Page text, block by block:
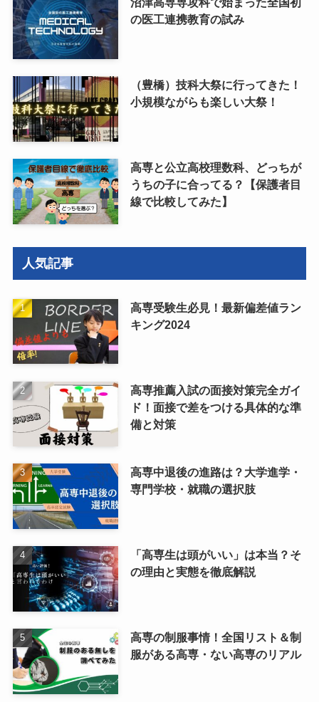
の医工連携教育の試み
（豊橋）技科大祭に行ってきた！
小規模ながらも楽しい大祭！
高専と公立高校理数科、どっちが
うちの子に合ってる？【保護者目
線で比較してみた】
人気記事
高専受験生必見！最新偏差値ラン
キング2024
高専推薦入試の面接対策完全ガイ
ド！面接で差をつける具体的な準
備と対策
高専中退後の進路は？大学進学・
専門学校・就職の選択肢
「高専生は頭がいい」は本当？そ
の理由と実態を徹底解説
高専の制服事情！全国リスト＆制
服がある高専・ない高専のリアル